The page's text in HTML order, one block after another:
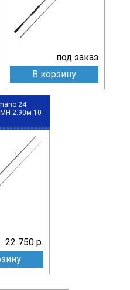
под заказ
В корзину
24
2.90м 10-
22 750 р.